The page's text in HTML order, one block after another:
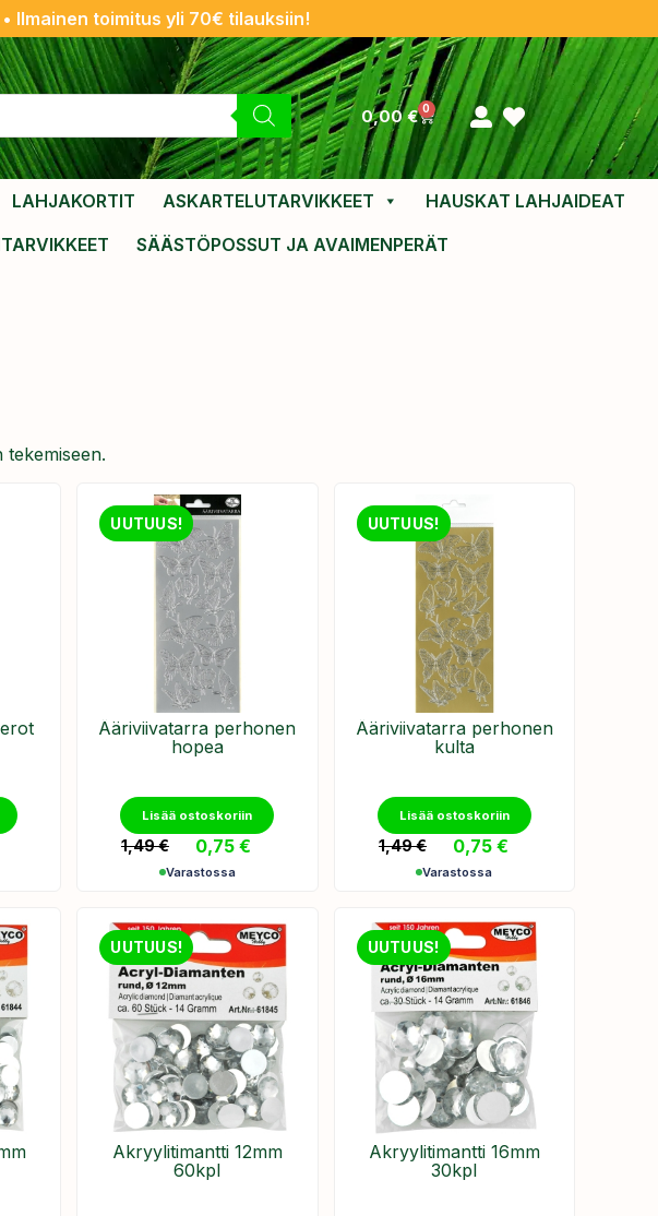
Ilmainen toimitus yli 70€ tilauksiin!
0,00€ 0
LAHJAKORTIT ASKARTELUTARVIKKEET
HAUSKAT LAHJAIDEAT
SÄÄSTÖPOSSUT JA AVAIMENPERÄT
UUTUUS!
Ääriviivatarra perhonen
hopea
Lisää ostoskoriin
1,49€ 0,75€
Varastossa
UUTUUS!
Ääriviivatarra perhonen
kulta
Lisää ostoskoriin
1,49€ 0,75 €
Varastossa
UUTUUS!
Akryylitimantti 12mm
60kpl
UUTUUS!
Akryylitimantti 16mm
30kpl